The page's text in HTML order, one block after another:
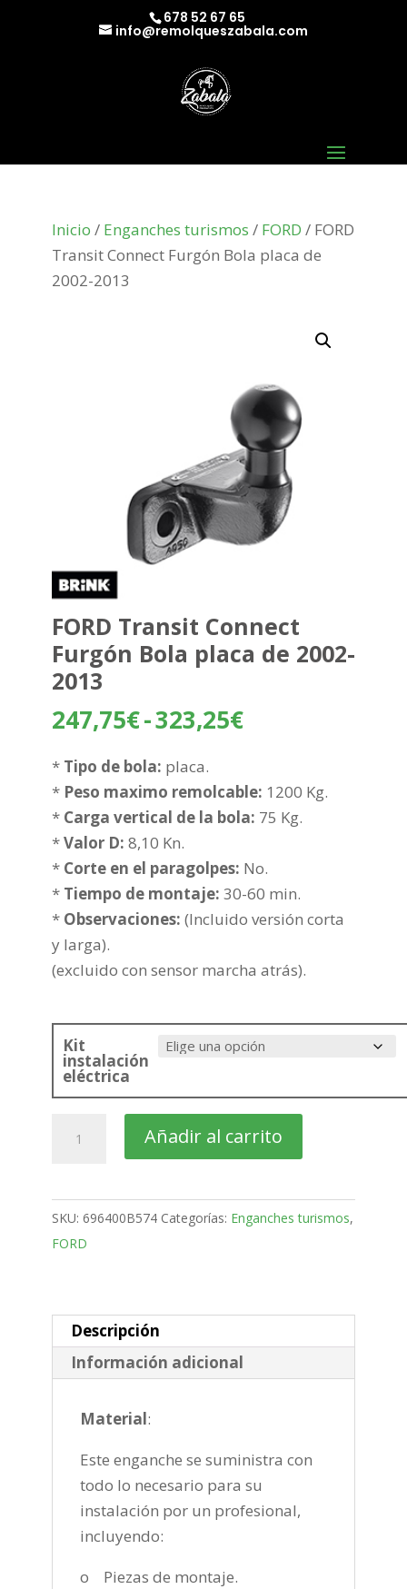
678 52 67 65
info@remolqueszabala.com
Inicio / Enganches turismos / FORD / FORD
Transit Connect Furgón Bola placa de
2002-2013
FORD Transit Connect
Furgón Bola placa de 2002-
2013
247,75€-323,25€Rango
desde
247,75€
323,25€
* Tipo de bola: placa.
* Peso maximo remolcable: 1200 Kg.
* Carga vertical de la bola: 75 Kg.
*Valor D: 8,10 Kn.
* Corte en el paragolpes: No.
* Tiempo de montaje: 30-60 min.
* Observaciones: (Incluido versión corta
y larga).
(excluido con sensor marcha atrás).
Kit
instalación
eléctrica
Transit
Furgón
Bola
placa
2013
cantidad
Añadir al carrito
SKU: 696400B574 Categorías: Enganches turismos,
FORD
Descripción
Información adicional
Material:
Este enganche se suministra con
todo lo necesario para su
instalación por un profesional,
incluyendo:
o Piezas de montaje.